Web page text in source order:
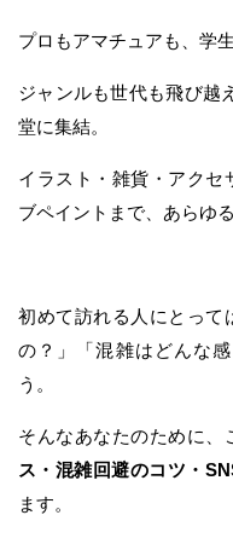
プロもアマチュアも、学
ジャンルも世代も飛び越
堂に集結。
イラスト・雑貨・アクセ
ブペイントまで、あらゆ
初めて訪れる人にとって
の？」「混雑はどんな
う。
そんなあなたのために、
ス・混雑回避のコツ・
ます。